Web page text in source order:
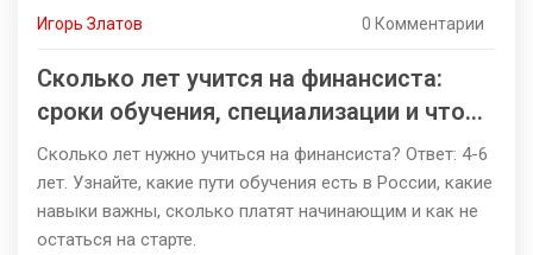
Игорь Златов 0 Комментарии
Сколько лет учится на финансиста:
сроки обучения, специализации и что
делать после диплома
Сколько лет нужно учиться на финансиста? Ответ: 4-6
лет. Узнайте, какие пути обучения есть в России, какие
навыки важны, сколько платят начинающим и как не
остаться на старте.